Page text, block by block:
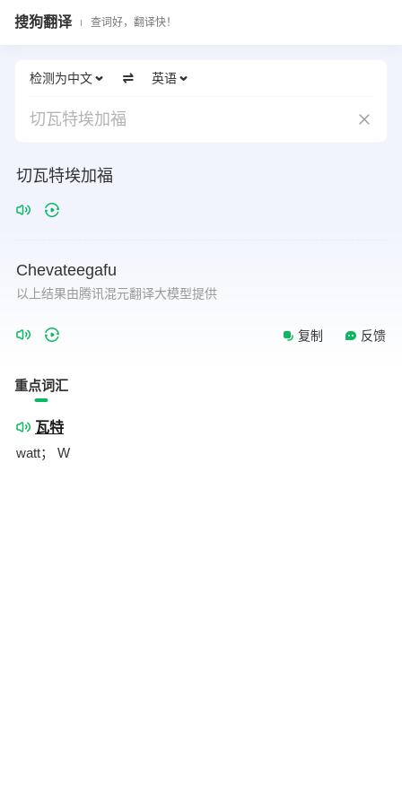
搜狗翻译 查词好，翻译快！
检测为中文 英语
切瓦特埃加福
切瓦特埃加福
Chevateegafu
以上结果由腾讯混元翻译大模型提供
复制 反馈
重点词汇
瓦特
watt； W